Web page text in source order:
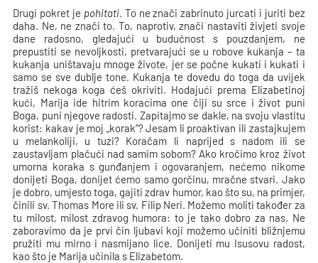
Drugi pokret je pohitati. To ne znači zabrinuto jurcati i juriti bez
daha. Ne, ne znači to. To, naprotiv, znači nastaviti živjeti svoje
dane radosno, gledajući u budućnost s pouzdanjem, ne
prepustiti se nevoljkosti, pretvarajući se u robove kukanja – ta
kukanja uništavaju mnoge živote, jer se počne kukati i kukati i
samo se sve dublje tone. Kukanja te dovedu do toga da uvijek
tražiš nekoga koga ćeš okriviti. Hodajući prema Elizabetinoj
kući, Marija ide hitrim koracima one čiji su srce i život puni
Boga, puni njegove radosti. Zapitajmo se dakle, na svoju vlastitu
korist: kakav je moj „korak“? Jesam li proaktivan ili zastajkujem
u melankoliji, u tuzi? Koračam li naprijed s nadom ili se
zaustavljam plačući nad samim sobom? Ako kročimo kroz život
umorna koraka s gunđanjem i ogovaranjem, nećemo nikome
donijeti Boga, donijet ćemo samo gorčinu, mračne stvari. Jako
je dobro, umjesto toga, gajiti zdrav humor, kao što su, na primjer,
činili sv. Thomas More ili sv. Filip Neri. Možemo moliti također za
tu milost, milost zdravog humora: to je tako dobro za nas. Ne
zaboravimo da je prvi čin ljubavi koji možemo učiniti bližnjemu
pružiti mu mirno i nasmijano lice. Donijeti mu Isusovu radost,
kao što je Marija učinila s Elizabetom.